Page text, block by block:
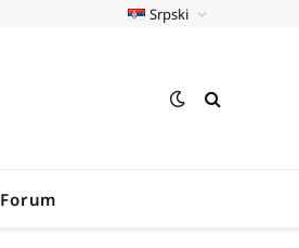
Srpski
Forum